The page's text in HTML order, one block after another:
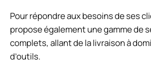
Pour répondre aux besoins de ses
propose également une gamme de
complets, allant de la livraison à
d’outils.